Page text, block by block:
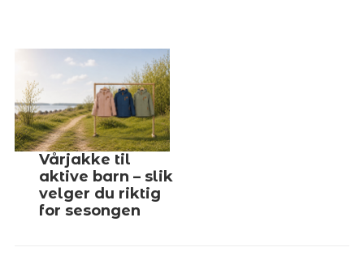
Vårjakke til
aktive barn – slik
velger du riktig
for sesongen